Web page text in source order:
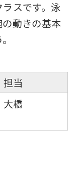
スです。泳
動きの基本
担当
大橋